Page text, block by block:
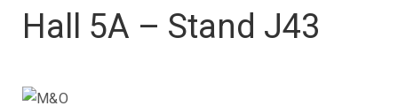
Hall 5A – Stand J43